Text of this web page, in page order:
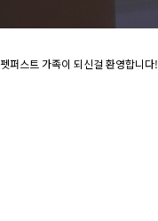
펫퍼스트 가족이 되신걸 환영합니다!